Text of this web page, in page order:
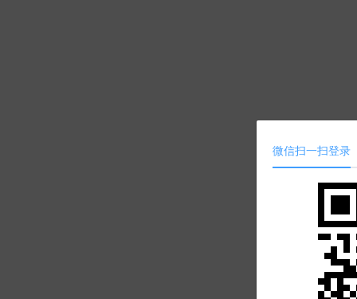
微信扫一扫登录